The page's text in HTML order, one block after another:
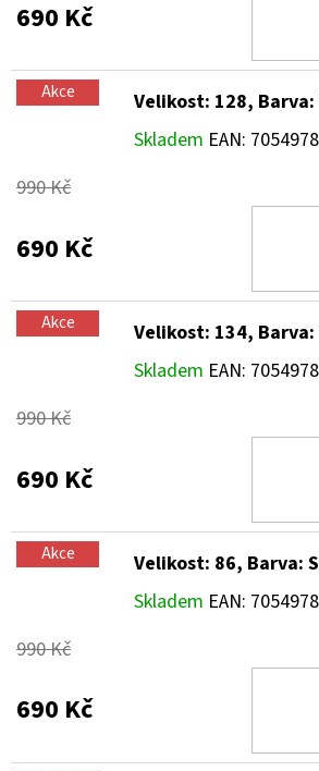
690 Kč
Akce
Velikost: 128, Barva:
Skladem EAN:
990 Kč
690 Kč
Akce
Velikost: 134, Barva:
Skladem EAN:
990 Kč
690 Kč
Akce
Velikost: 86, Barva:
Skladem EAN:
990 Kč
690 Kč